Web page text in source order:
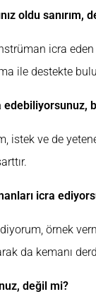
oldu sanırım,
icra
ile destekte
istek ve de
icra
örnek
da kemanı
değil mi?